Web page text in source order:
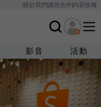
關於我們廣告合作內容授權
影音 活動